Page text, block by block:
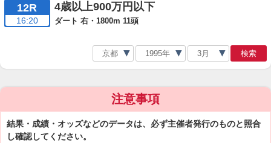
12R
16:20
4歳以上900万円以下
ダート 右・1800m 11頭
検索
注意事項
結果・成績・オッズなどのデータは、必ず主催者発行のものと照合
し確認してください。